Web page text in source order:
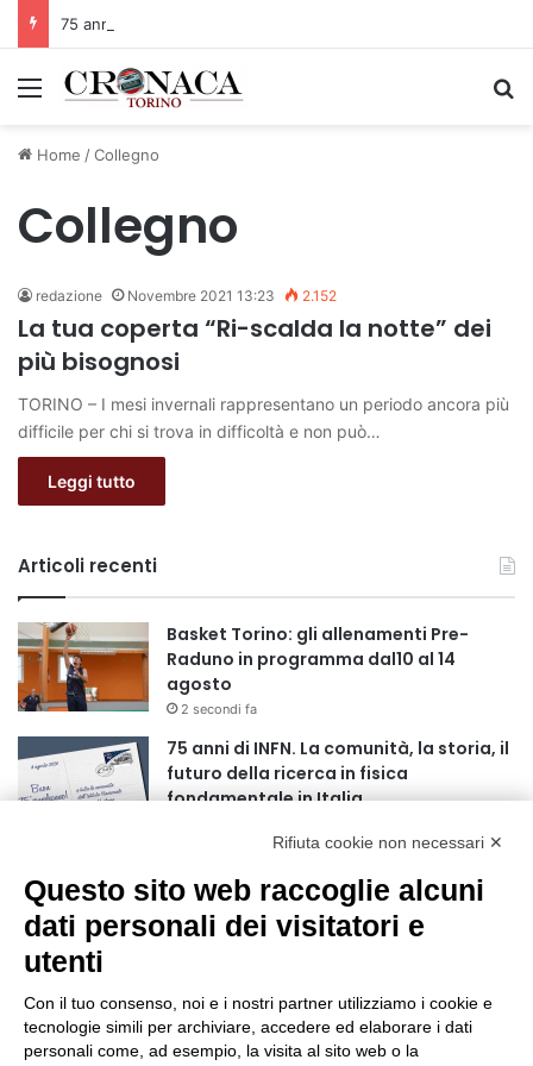
Menu
Home /Collegno
Collegno
redazione Novembre 2021 13:23 2.152
La tua coperta “Ri-scalda la notte” dei
più bisognosi
TORINO – I mesi invernali rappresentano un periodo ancora più
difficile per chi si trova in difficoltà e non può…
Leggi tutto
Articoli recenti
Basket Torino: gli allenamenti Pre-
Raduno in programma dal10 al 14
agosto
2 secondi fa
75 anni di INFN. La comunità, la storia, il
futuro della ricerca in fisica
fondamentale in Italia
nel pieno della stagione turistica
4 ore fa
Madonna della Neve al Rifugio Ciao
Pais
15 ore fa
Rifiuta cookie non necessari ✕
Questo sito web raccoglie alcuni
dati personali dei visitatori e
utenti
Con il tuo consenso, noi e i nostri partner utilizziamo i cookie e
tecnologie simili per archiviare, accedere ed elaborare i dati
personali come, ad esempio, la visita al sito web o la